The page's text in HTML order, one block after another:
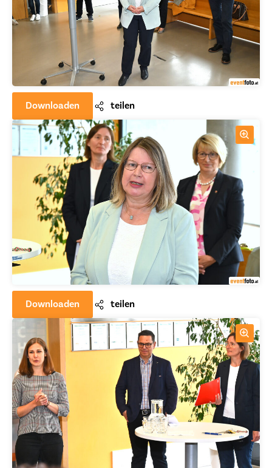
Downloaden teilen
Downloaden teilen